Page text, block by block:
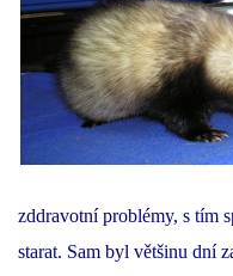
V PÉČI
VIRTUÁLNÍ ADOPCE
V NOVÝCH
DFD - DOMOV
zddravotní problémy, s tím
starat. Sam byl většinu dní